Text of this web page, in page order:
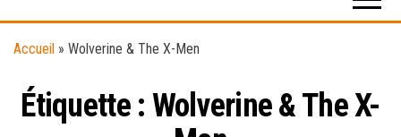
Accueil » Wolverine & The X-Men
Étiquette : Wolverine & The X-